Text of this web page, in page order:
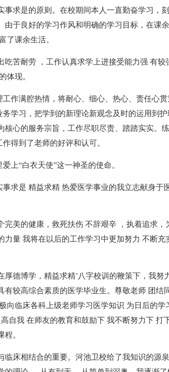
事求是的原则。在校期间本人一直勤奋学习，
于良好的学习作风和明确的学习目标，在课
了课余生活。
苦耐劳 ，工作认真求学上进接受能力强 有较
体现。
作满腔热情，将耐心、细心、热心、责任心
学习，把学到的新理论新观念及时的运用到
心的服务宗旨，工作尽职尽责、踏踏实实。
得到了老师的好评和认可。
上“白衣天使”这一神圣的使命。
求是 精益求精 热爱医学事业的我立志献身于
美的健康，救死扶伤 不辞艰辛 ，执着追求，
量 我将在以后的工作学习中更加努力 不断充
德博学，精益求精’八字校训的鞭策下，我努
较高综合素质的医学毕业生。尊敬老师 团结
向临床各科上级老师学习医学知识 为日后的学
自我 在师友的教育和鼓励下 我不断努力下 打
。
临床相结合的重要。河池卫校给了我知识的源